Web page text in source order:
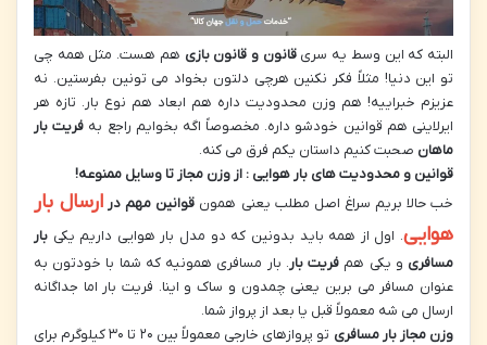
البته که این وسط یه سریقانون و قانون بازی هم هست. مثل همه چی
تو این دنیا! مثلاً فکر نکنین هرچی دلتون بخواد می تونین بفرستین. نه
عزیزم خبراییه! هم وزن محدودیت داره هم ابعاد هم نوع بار. تازه هر
ایرلاینی هم قوانین خودشو داره. مخصوصاً اگه بخوایم راجع به فریت بار
ماهان صحبت کنیم داستان یکم فرق می کنه.
قوانین و محدودیت های بار هوایی : از وزن مجاز تا وسایل ممنوعه!
خب حالا بریم سراغ اصل مطلب یعنی همون قوانین مهم در ارسال بار
هوایی. اول از همه باید بدونین که دو مدل بار هوایی داریم یکی بار
مسافری و یکی هم فریت بار. بار مسافری همونیه که شما با خودتون به
عنوان مسافر می برین یعنی چمدون و ساک و اینا. فریت بار اما جداگانه
ارسال می شه معمولاً قبل یا بعد از پرواز شما.
وزن مجاز بار مسافری
تو پروازهای خارجی معمولاً بین ۲۰ تا ۳۰ کیلوگرم برای